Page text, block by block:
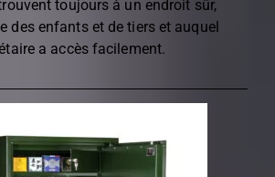
toujours à un endroit sûr,
des enfants et de tiers et auquel
a accès facilement.